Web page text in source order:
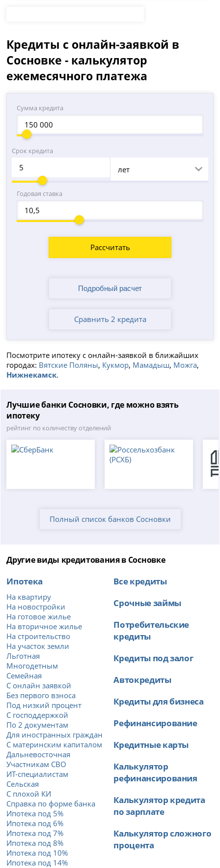
Кредиты с онлайн-заявкой в
Сосновке - калькулятор
ежемесячного платежа
Сумма кредита
Срок кредита
лет
Годовая ставка
Рассчитать
Сравнить 2 кредита
Посмотрите ипотеку с онлайн-заявкой в ближайших
городах: Вятские Поляны, Кукмор, Мамадыш, Можга,
Нижнекамск.
Лучшие банки Сосновки, где можно взять
ипотеку
рейтинг по количеству отделений
Полный список банков Сосновки
Другие виды кредитования в Сосновке
Ипотека
На квартиру
На новостройки
На готовое жилье
На вторичное жилье
На строительство
На участок земли
Льготная
Многодетным
Семейная
С онлайн заявкой
Без первого взноса
Под низкий процент
С господдержкой
По 2 документам
Для иностранных граждан
С материнским капиталом
Дальневосточная
Участникам СВО
ИТ-специалистам
Сельская
С плохой КИ
Справка по форме банка
Ипотека под 5%
Ипотека под 6%
Ипотека под 7%
Ипотека под 8%
Ипотека под 10%
Ипотека под 14%
Все кредиты
Срочные займы
Потребительские
кредиты
Кредиты под залог
Автокредиты
Кредиты для бизнеса
Рефинансирование
Кредитные карты
Калькулятор
рефинансирования
Калькулятор кредита
по зарплате
Калькулятор сложного
процента